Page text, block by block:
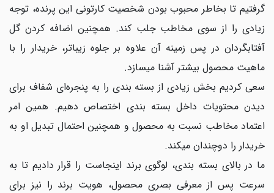
گرفتیم تا بخاطر محبوب بودن شخصیت کارتونی این پرنده، توجه
زیادی را از سوی مخاطب جلب کند. همچنین اضافه کردن گل
آفتابگردان در پس زمینه آن علاوه بر جلوه زیباتر، خریدار را با
ماهیت محصول بیشتر آشنا میسازد.
سعی کردیم بخش زیادی از بسته بندی را به پنجره‌ای شفاف برای
دیدن محتویات داخل بسته بندی اختصاص دهیم. همین امر
اعتماد مخاطب نسبت به محصول و همچنین احتمال تبدیل او به
خریدار را دوچندان میکند.
ما در بالای بسته بندی، لوگوی برند اینجاست را قرار دادیم تا به
سرعت پس از معرفی بصری محصول، هویت برند را نیز برای